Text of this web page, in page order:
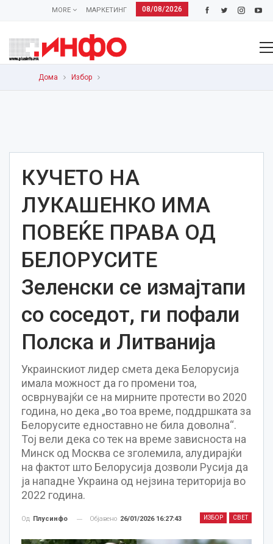
08/08/2026
МАРКЕТИНГ
MORE
Дома Избор
КУЧЕТО НА
ЛУКАШЕНКО ИМА
ПОВЕЌЕ ПРАВА ОД
БЕЛОРУСИТЕ
Зеленски се измајтапи
со соседот, ги пофали
Полска и Литванија
Украинскиот лидер смета дека Белорусија
имала можност да го промени тоа,
осврнувајќи се на мирните протести во 2020
година, но дека „во тоа време, поддршката за
Белорусите едноставно не била доволна“.
Тој вели дека со тек на време зависноста на
Минск од Москва се зголемила, алудирајќи
на фактот што Белорусија дозволи Русија да
ја нападне Украина од нејзина територија во
2022 година.
ИЗБОР СВЕТ
Од Плусинфо Објавено 26/01/2026 16:27:43